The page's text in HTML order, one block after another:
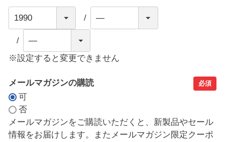
※設定すると変更できません
メールマガジンの購読 必須
可
否
メールマガジンをご購読いただくと、新製品やセール
情報をお届けします。またメールマガジン限定クーポ